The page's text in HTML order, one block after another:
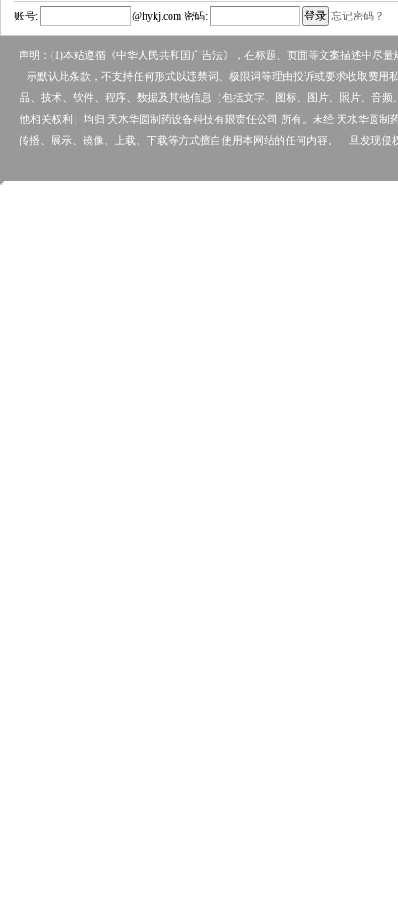
账号: @hykj.com 密码: 忘记密码？
声明：(1)本站遵循《中华人民共和国广告法》，在标题、页面等文案描述中尽
示默认此条款，不支持任何形式以违禁词、极限词等理由投诉或要求收取费
品、技术、软件、程序、数据及其他信息（包括文字、图标、图片、照片、音
他相关权利）均归 天水华圆制药设备科技有限责任公司 所有。未经 天水华圆
传播、展示、镜像、上载、下载等方式擅自使用本网站的任何内容。一旦发现